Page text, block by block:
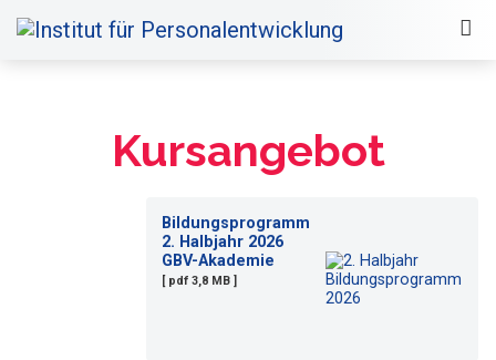
Kursangebot
Bildungsprogramm
2. Halbjahr 2026
GBV-Akademie
[ pdf 3,8 MB ]